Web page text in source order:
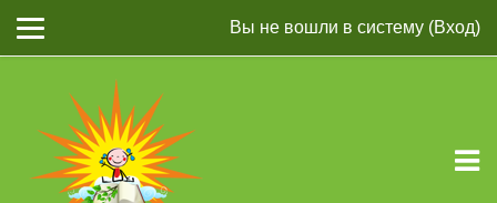
Вы не вошли в систему (Вход)